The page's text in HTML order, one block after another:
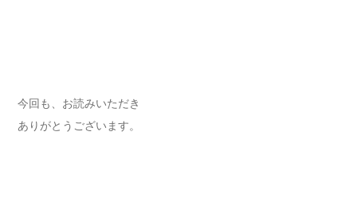
今回も、お読みいただき
ありがとうございます。